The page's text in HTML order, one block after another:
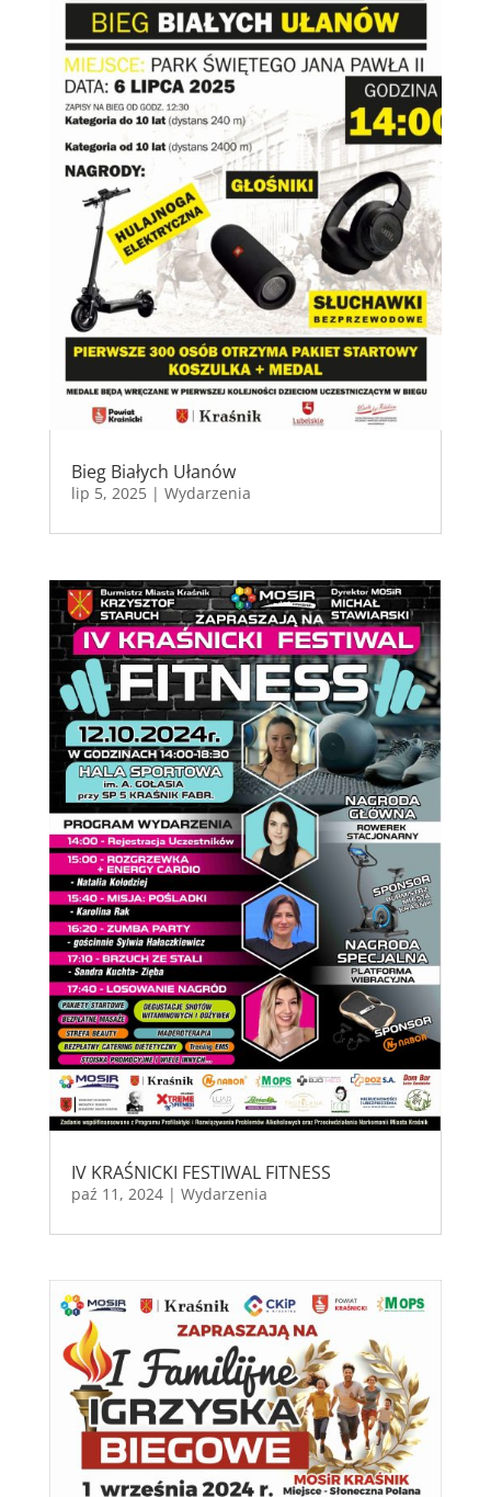
Bieg Białych Ułanów
lip 5, 2025| Wydarzenia
IV KRAŚNICKI FESTIWAL FITNESS
paź 11, 2024| Wydarzenia